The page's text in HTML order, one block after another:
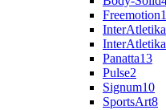
Freemotion
Panatta13
Pulse2
Signum10
SportsArt8